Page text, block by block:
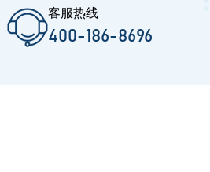
客服热线
400-186-8696